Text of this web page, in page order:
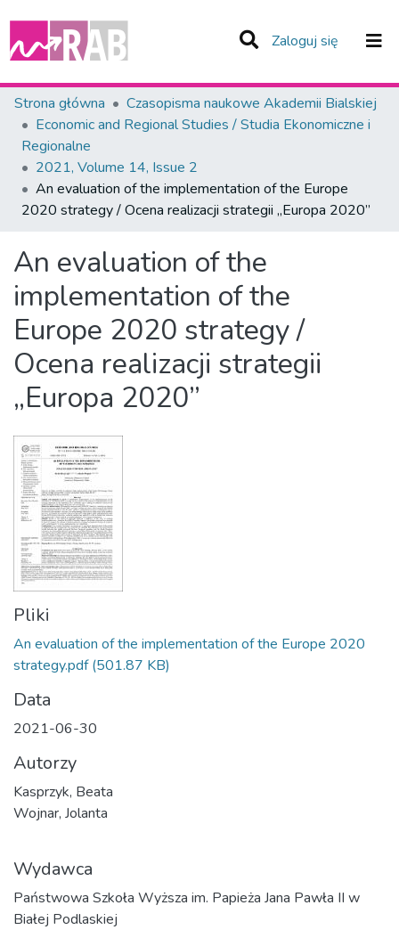
Zaloguj się (current)
Zespoły i Kolekcje
Statystyka
Całe Repozytorium
Strona główna
Czasopisma naukowe Akademii Bialskiej
Economic and Regional Studies / Studia Ekonomiczne i
Regionalne
2021, Volume 14, Issue 2
An evaluation of the implementation of the Europe
2020 strategy / Ocena realizacji strategii „Europa 2020”
An evaluation of the
implementation of the
Europe 2020 strategy /
Ocena realizacji strategii
„Europa 2020”
Pliki
An evaluation of the implementation of the Europe 2020
strategy.pdf (501.87 KB)
Data
2021-06-30
Autorzy
Kasprzyk, Beata
Wojnar, Jolanta
Wydawca
Państwowa Szkoła Wyższa im. Papieża Jana Pawła II w
Białej Podlaskiej